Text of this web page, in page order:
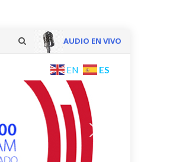
AUDIO EN VIVO
content
EN ES